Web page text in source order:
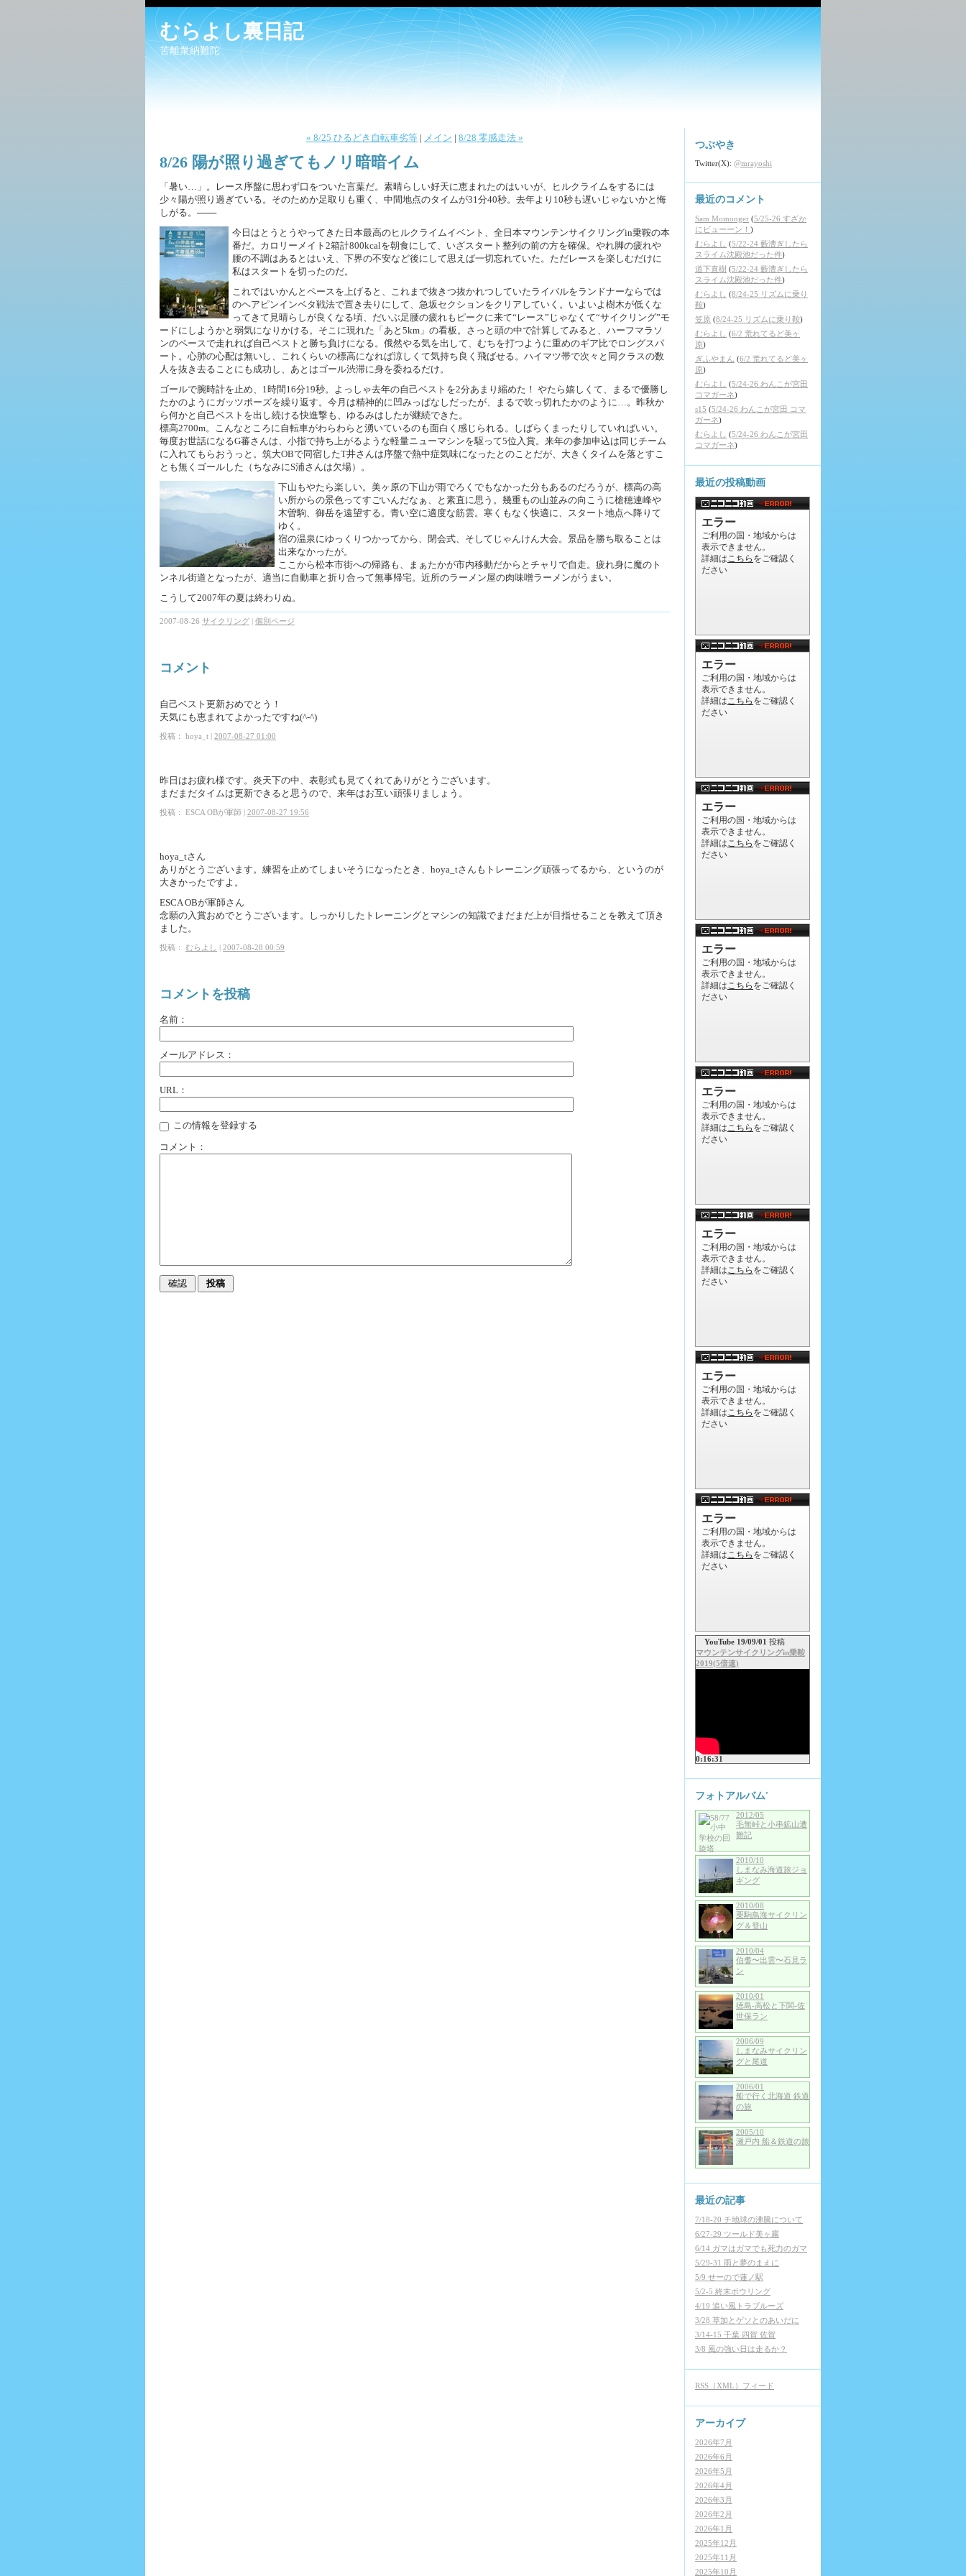
むらよし裏日記
苦離衆納難陀
« 8/25 ひるどき自転車劣等 | メイン | 8/28 零感走法 »
8/26 陽が照り過ぎてもノリ暗暗イム
「暑い…」。レース序盤に思わず口をついた言葉だ。素晴らしい好天に恵まれたのはいいが、ヒルクライムをするには
少々陽が照り過ぎている。そのためか足取りも重く、中間地点のタイムが31分40秒。去年より10秒も遅いじゃないかと悔
しがる。───
今日はとうとうやってきた日本最高のヒルクライムイベント、全日本マウンテンサイクリングin乗鞍の本
番だ。カロリーメイト2箱計800kcalを朝食にして、いざスタート整列の前の方を確保。やれ脚の疲れや
腰の不調はあるとはいえ、下界の不安など後にして思えば一切忘れていた。ただレースを楽しむだけに
私はスタートを切ったのだ。
これではいかんとペースを上げると、これまで抜きつ抜かれつしていたライバルをランドナーならでは
のヘアピンインベタ戦法で置き去りにして、急坂セクションをクリアしていく。いよいよ樹木が低くな
ってきて見晴らしが良くなる頃、だいぶ足腰の疲れもピークに来て“レース”じゃなくて“サイクリング”モ
ードにしようかと弱気になりかける。そこに現れた「あと5km」の看板。さっと頭の中で計算してみると、ハーフマラソ
ンのペースで走れれば自己ベストと勝ち負けになる。俄然やる気を出して、むちを打つように重めのギア比でロングスパ
ート。心肺の心配は無いし、これくらいの標高になれば涼しくて気持ち良く飛ばせる。ハイマツ帯で次々と同クラスの数
人を抜き去ることにも成功し、あとはゴール渋滞に身を委ねるだけ。
ゴールで腕時計を止め、1時間16分19秒。よっしゃ去年の自己ベストを2分あまり縮めた！ やたら嬉しくて、まるで優勝し
たかのようにガッツポーズを繰り返す。今月は精神的に凹みっぱなしだったが、まるで吹っ切れたかのように…。昨秋か
ら何かと自己ベストを出し続ける快進撃も、ゆるみはしたが継続できた。
標高2700m。こんなところに自転車がわらわらと湧いているのも面白く感じられる。しばらくまったりしていればいい。
毎度お世話になるG蕃さんは、小指で持ち上がるような軽量ニューマシンを駆って5位入賞。来年の参加申込は同じチーム
に入れてもらおうっと。筑大OBで同宿したT井さんは序盤で熱中症気味になったとのことだが、大きくタイムを落とすこ
とも無くゴールした（ちなみにS浦さんは欠場）。
下山もやたら楽しい。美ヶ原の下山が雨でろくでもなかった分もあるのだろうが、標高の高
い所からの景色ってすごいんだなぁ、と素直に思う。幾重もの山並みの向こうに槍穂連峰や
木曽駒、御岳を遠望する。青い空に適度な筋雲。寒くもなく快適に、スタート地点へ降りて
ゆく。
宿の温泉にゆっくりつかってから、閉会式、そしてじゃんけん大会。景品を勝ち取ることは
出来なかったが。
ここから松本市街への帰路も、まぁたかが市内移動だからとチャリで自走。疲れ身に魔のト
ンネル街道となったが、適当に自動車と折り合って無事帰宅。近所のラーメン屋の肉味噌ラーメンがうまい。
こうして2007年の夏は終わりぬ。
2007-08-26 サイクリング | 個別ページ
コメント
自己ベスト更新おめでとう！
天気にも恵まれてよかったですね(^-^)
投稿： hoya_t | 2007-08-27 01:00
昨日はお疲れ様です。炎天下の中、表彰式も見てくれてありがとうございます。
まだまだタイムは更新できると思うので、来年はお互い頑張りましょう。
投稿： ESCA OBが軍師 | 2007-08-27 19:56
hoya_tさん
ありがとうございます。練習を止めてしまいそうになったとき、hoya_tさんもトレーニング頑張ってるから、というのが
大きかったですよ。
ESCA OBが軍師さん
念願の入賞おめでとうございます。しっかりしたトレーニングとマシンの知識でまだまだ上が目指せることを教えて頂き
ました。
投稿： むらよし | 2007-08-28 00:59
コメントを投稿
名前：
メールアドレス：
URL：
この情報を登録する
コメント：
つぶやき
Twitter(X): @mrayoshi
最近のコメント
Sam Momonger (5/25-26 すざか
にビューーン！ )
むらよし (5/22-24 藪漕ぎしたら
スライム沈殿池だった件)
道下直樹 (5/22-24 藪漕ぎしたら
スライム沈殿池だった件)
むらよし (8/24-25 リズムに乗り
鞍)
笠原 (8/24-25 リズムに乗り鞍)
むらよし (6/2 荒れてるど美ヶ
原)
ぎふやまん (6/2 荒れてるど美ヶ
原)
むらよし (5/24-26 わんこが宮田
コマガーネ)
s15 (5/24-26 わんこが宮田 コマ
ガーネ)
むらよし (5/24-26 わんこが宮田
コマガーネ)
最近の投稿動画
YouTube 19/09/01 投稿
マウンテンサイクリングin乗鞍
2019(5倍速)
0:16:31
フォトアルバム'
2012/05
毛無峠と小串鉱山遭
難記
2010/10
しまなみ海道旅ジョ
ギング
2010/08
栗駒鳥海サイクリン
グ＆登山
2010/04
伯耆〜出雲〜石見ラ
ン
2010/01
徳島-高松と下関-佐
世保ラン
2006/09
しまなみサイクリン
グと尾道
2006/01
船で行く北海道 鉄道
の旅
2005/10
瀬戸内 船＆鉄道の旅
最近の記事
7/18-20 チ地球の沸騰について
6/27-29 ツールド美ヶ霧
6/14 ガマはガマでも死力のガマ
5/29-31 雨と夢のまえに
5/9 せーので蓮ノ駅
5/2-5 終末ボウリング
4/19 追い風トラブルーズ
3/28 草加とゲソとのあいだに
3/14-15 千葉 四賀 佐賀
3/8 風の強い日は走るか？
RSS（XML）フィード
アーカイブ
2026年7月
2026年6月
2026年5月
2026年4月
2026年3月
2026年2月
2026年1月
2025年12月
2025年11月
2025年10月